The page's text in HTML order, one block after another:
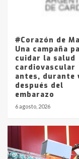
Los
La
#Corazón de
Una campaña
cuidar la salud
cardiovascular
antes, durante
después del
embarazo
6 agosto, 2026